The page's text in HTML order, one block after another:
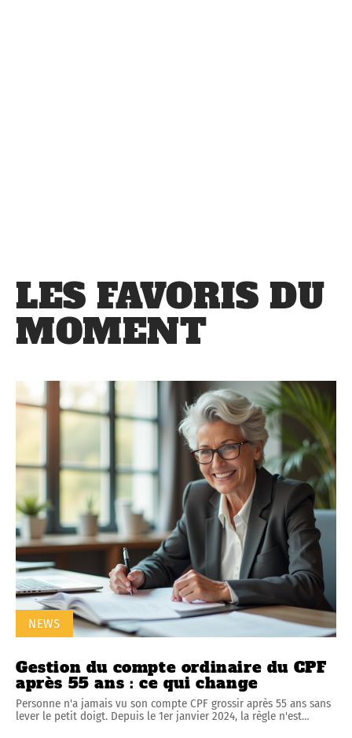
LES FAVORIS DU
MOMENT
NEWS
Gestion du compte ordinaire du CPF
après 55 ans : ce qui change
Personne n'a jamais vu son compte CPF grossir après 55 ans sans
lever le petit doigt. Depuis le 1er janvier 2024, la règle n'est…